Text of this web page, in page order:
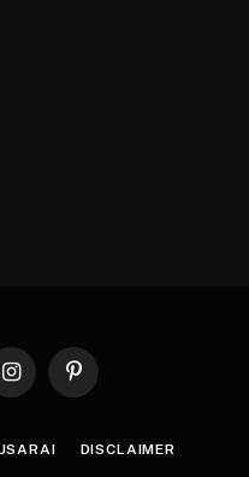
InstagramPinterest
DISCLAIMER